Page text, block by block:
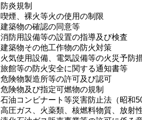
防炎規制
喫煙、裸火等火の使用の制限
建築物の確認の同意等
消防用設備等の設置の指導及び検査
建築物その他工作物の防火対策
火気使用設備、電気設備等の火災予防
旅館等の防火安全に関する通知書等
危険物製造所等の許可及び認可
危険物及び指定可燃物の規制
石油コンビナート等災害防止法（昭和
高圧ガス、火薬類、核燃料物質、放射